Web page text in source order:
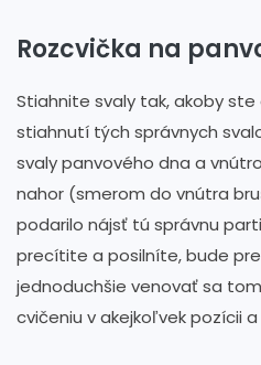
Rozcvička na
Stiahnite svaly tak, akoby ste
stiahnutí tých správnych
svaly panvového dna a
nahor (smerom do vnútra
podarilo nájsť tú správnu
precítite a posilníte, bude
jednoduchšie venovať sa
cvičeniu v akejkoľvek pozícii